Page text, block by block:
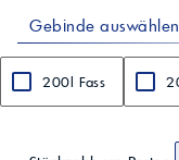
KV bei 100 °C
Viskositätsindex
110
Flammpunkt COC
Gesamtbasenzahl (TBN)
Gebinde auswählen
200l Fass